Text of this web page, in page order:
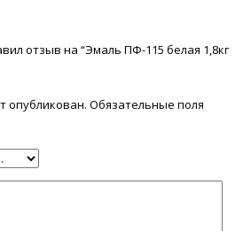
отзыв на “Эмаль ПФ-115 белая 1,8кг
опубликован. Обязательные поля